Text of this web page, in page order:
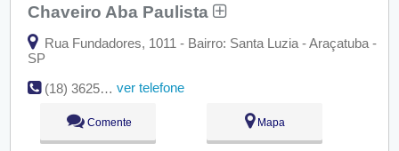
Chaveiro Aba Paulista
Rua Fundadores, 1011 - Bairro: Santa Luzia - Araçatuba -
SP
(18) 3625-3051
ver telefone
Comente Mapa